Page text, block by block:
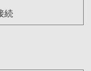
続